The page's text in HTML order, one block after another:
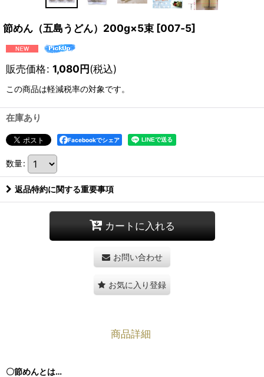
節めん（五島うどん）200g×5束 [007‐5]
販売価格: 1,080円(税込)
この商品は軽減税率の対象です。
在庫あり
Facebookでシェア
数量:
返品特約に関する重要事項
カートに入れる
お問い合わせ
お気に入り登録
商品詳細
〇節めんとは…